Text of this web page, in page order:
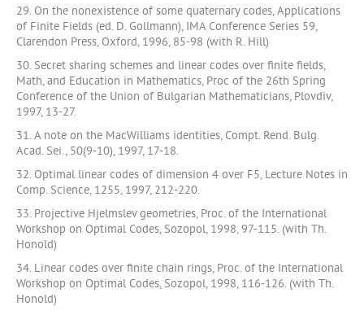
29. On the nonexistence of some quaternary codes, Applications
of Finite Fields (ed. D. Gollmann), IMA Conference Series 59,
Clarendon Press, Oxford, 1996, 85-98 (with R. Hill)
30. Secret sharing schemes and linear codes over finite fields,
Math, and Education in Mathematics, Proc of the 26th Spring
Conference of the Union of Bulgarian Mathematicians, Plovdiv,
1997, 13-27.
31. A note on the MacWilliams identities, Compt. Rend. Bulg.
Acad. Sei., 50(9-10), 1997, 17-18.
32. Optimal linear codes of dimension 4 over F5, Lecture Notes in
Comp. Science, 1255, 1997, 212-220.
33. Projective Hjelmslev geometries, Proc. of the International
Workshop on Optimal Codes, Sozopol, 1998, 97-115. (with Th.
Honold)
34. Linear codes over finite chain rings, Proc. of the International
Workshop on Optimal Codes, Sozopol, 1998, 116-126. (with Th.
Honold)